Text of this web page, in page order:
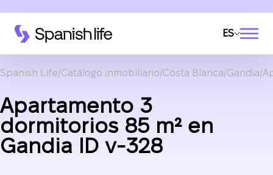
ES
Spanish Life Catálogo inmobiliario Costa Blanca Gandia
Apartamento 3
dormitorios 85 m² en
Gandia ID v-328